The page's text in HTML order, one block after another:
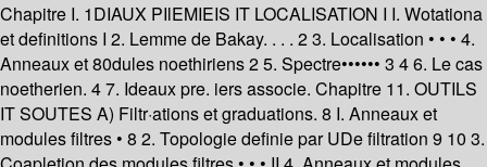
Chapitre I. 1DIAUX PIlEMIEIS IT LOCALISATION I I. Wotationa
et definitions I 2. Lemme de Bakay. . . . 2 3. Localisation • • • 4.
Anneaux et 80dules noethiriens 2 5. Spectre•••••• 3 4 6. Le cas
noetherien. 4 7. Ideaux pre. iers associe. Chapitre 11. OUTILS
IT SOUTES A) Filtr·ations et graduations. 8 I. Anneaux et
modules filtres • 8 2. Topologie definie par UDe filtration 9 10 3.